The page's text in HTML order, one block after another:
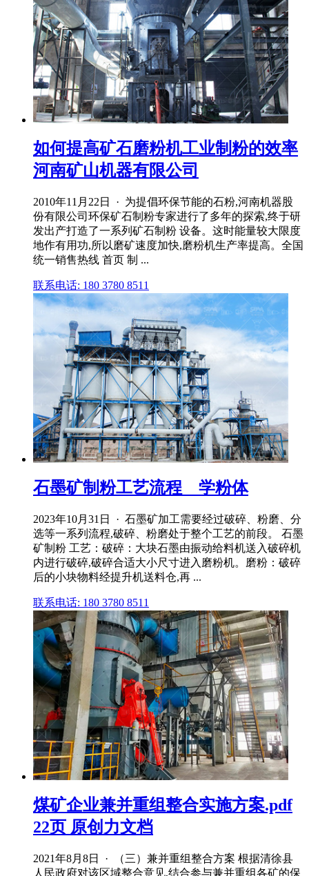
如何提高矿石磨粉机工业制粉的效率
河南矿山机器有限公司
2010年11月22日 · 为提倡环保节能的石粉,河南机器股
份有限公司环保矿石制粉专家进行了多年的探索,终于研
发出产打造了一系列矿石制粉 设备。这时能量较大限度
地作有用功,所以磨矿速度加快,磨粉机生产率提高。全国
统一销售热线 首页 制 ...
联系电话: 180 3780 8511
石墨矿制粉工艺流程 _ 学粉体
2023年10月31日 · 石墨矿加工需要经过破碎、粉磨、分
选等一系列流程,破碎、粉磨处于整个工艺的前段。 石墨
矿制粉 工艺：破碎：大块石墨由振动给料机送入破碎机
内进行破碎,破碎合适大小尺寸进入磨粉机。磨粉：破碎
后的小块物料经提升机送料仓,再 ...
联系电话: 180 3780 8511
煤矿企业兼并重组整合实施方案.pdf
22页 原创力文档
2021年8月8日 · （三）兼并重组整合方案 根据清徐县
人民政府对该区域整合意见,结合参与兼并重组各矿的保